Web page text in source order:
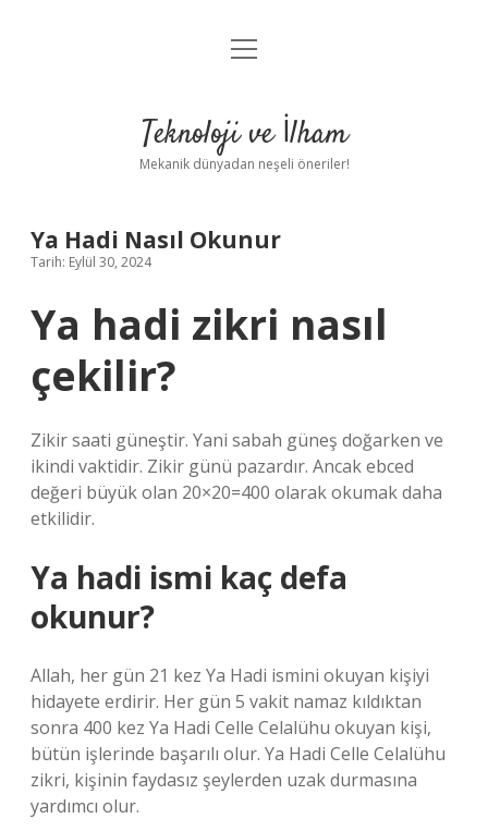
Anasayfa
Yasal Uyarı
menüyü
Teknoloji ve İlham
Mekanik dünyadan neşeli öneriler!
Ya Hadi Nasıl Okunur
Tarih: Eylül 30, 2024
Ya hadi zikri nasıl
çekilir?
Zikir saati güneştir. Yani sabah güneş doğarken ve
ikindi vaktidir. Zikir günü pazardır. Ancak ebced
değeri büyük olan 20×20=400 olarak okumak daha
etkilidir.
Ya hadi ismi kaç defa
okunur?
Allah, her gün 21 kez Ya Hadi ismini okuyan kişiyi
hidayete erdirir. Her gün 5 vakit namaz kıldıktan
sonra 400 kez Ya Hadi Celle Celalühu okuyan kişi,
bütün işlerinde başarılı olur. Ya Hadi Celle Celalühu
zikri, kişinin faydasız şeylerden uzak durmasına
yardımcı olur.